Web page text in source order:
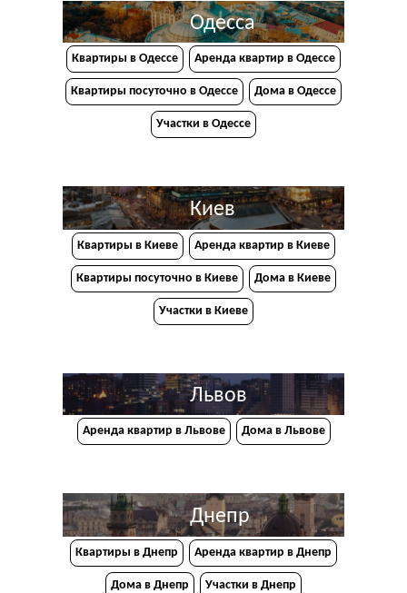
Одесса
Квартиры в Одессе Аренда квартир в Одессе
Квартиры посуточно в Одессе Дома в Одессе
Участки в Одессе
Киев
Квартиры в Киеве Аренда квартир в Киеве
Квартиры посуточно в Киеве Дома в Киеве
Участки в Киеве
Львов
Аренда квартир в Львове Дома в Львове
Днепр
Квартиры в Днепр Аренда квартир в Днепр
Дома в Днепр Участки в Днепр